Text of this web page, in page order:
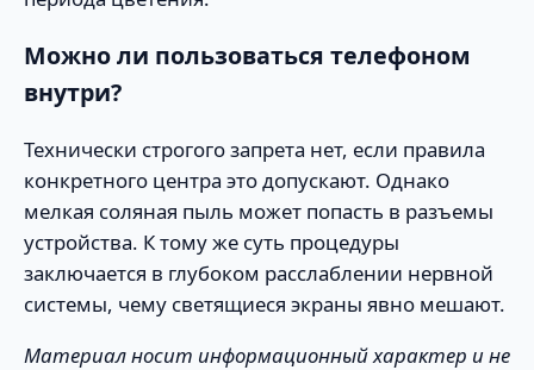
Можно ли пользоваться телефоном
внутри?
Технически строгого запрета нет, если правила
конкретного центра это допускают. Однако
мелкая соляная пыль может попасть в разъемы
устройства. К тому же суть процедуры
заключается в глубоком расслаблении нервной
системы, чему светящиеся экраны явно мешают.
Материал носит информационный характер и не